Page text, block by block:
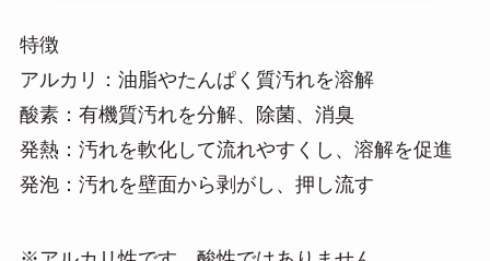
特徴
アルカリ：油脂やたんぱく質汚れを溶解
酸素：有機質汚れを分解、除菌、消臭
発熱：汚れを軟化して流れやすくし、溶解を促進
発泡：汚れを壁面から剥がし、押し流す